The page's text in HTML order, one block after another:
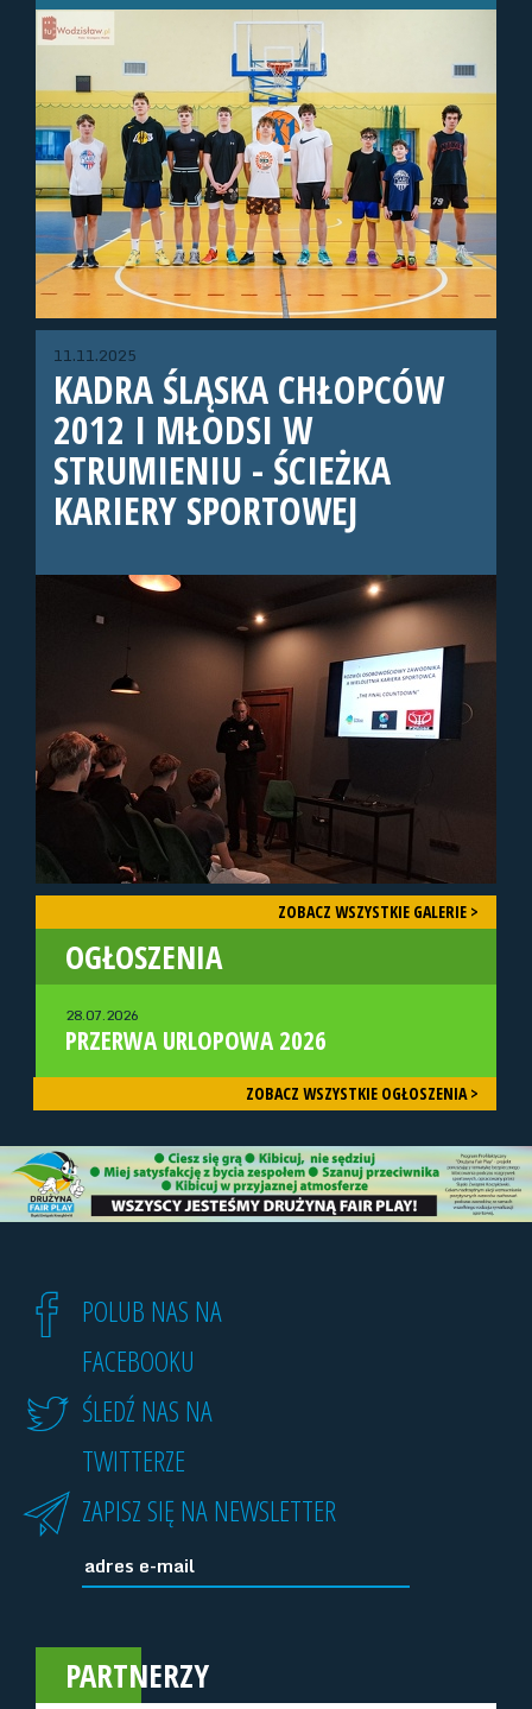
11.11.2025
KADRA ŚLĄSKA CHŁOPCÓW
2012 I MŁODSI W
STRUMIENIU - ŚCIEŻKA
KARIERY SPORTOWEJ
ZOBACZ WSZYSTKIE GALERIE >
OGŁOSZENIA
28.07.2026
PRZERWA URLOPOWA 2026
ZOBACZ WSZYSTKIE OGŁOSZENIA >
POLUB NAS NA
FACEBOOKU
ŚLEDŹ NAS NA
TWITTERZE
ZAPISZ SIĘ NA NEWSLETTER
PARTNERZY